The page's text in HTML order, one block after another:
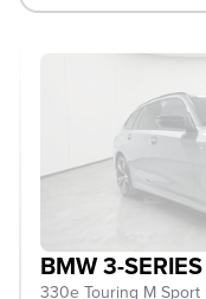
BMW 3-SERIES
330e Touring M Sport